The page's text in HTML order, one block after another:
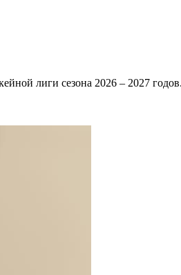
лиги сезона 2026 – 2027